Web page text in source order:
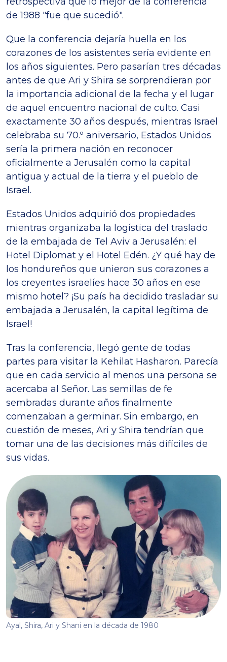
de 1988 "fue que sucedió".
Que la conferencia dejaría huella en los
corazones de los asistentes sería evidente en
los años siguientes. Pero pasarían tres décadas
antes de que Ari y Shira se sorprendieran por
la importancia adicional de la fecha y el lugar
de aquel encuentro nacional de culto. Casi
exactamente 30 años después, mientras Israel
celebraba su 70.º aniversario, Estados Unidos
sería la primera nación en reconocer
oficialmente a Jerusalén como la capital
antigua y actual de la tierra y el pueblo de
Israel.
Estados Unidos adquirió dos propiedades
mientras organizaba la logística del traslado
de la embajada de Tel Aviv a Jerusalén: el
Hotel Diplomat y el Hotel Edén. ¿Y qué hay de
los hondureños que unieron sus corazones a
los creyentes israelíes hace 30 años en ese
mismo hotel? ¡Su país ha decidido trasladar su
embajada a Jerusalén, la capital legítima de
Israel!
Tras la conferencia, llegó gente de todas
partes para visitar la Kehilat Hasharon. Parecía
que en cada servicio al menos una persona se
acercaba al Señor. Las semillas de fe
sembradas durante años finalmente
comenzaban a germinar. Sin embargo, en
cuestión de meses, Ari y Shira tendrían que
tomar una de las decisiones más difíciles de
sus vidas.
Ayal, Shira, Ari y Shani en la década de 1980